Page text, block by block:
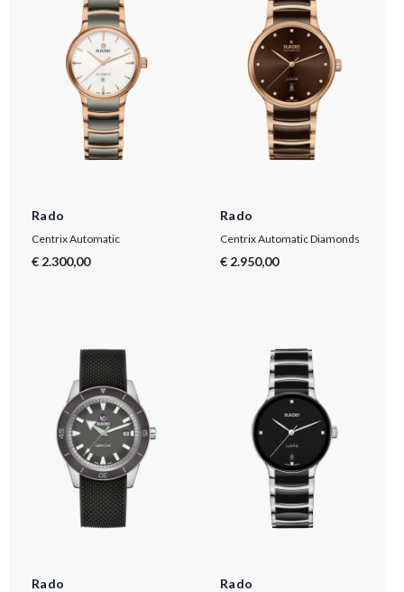
Rado
Centrix Automatic
€ 2.300,00
Rado
Centrix Automatic Diamonds
€ 2.950,00
Rado Rado